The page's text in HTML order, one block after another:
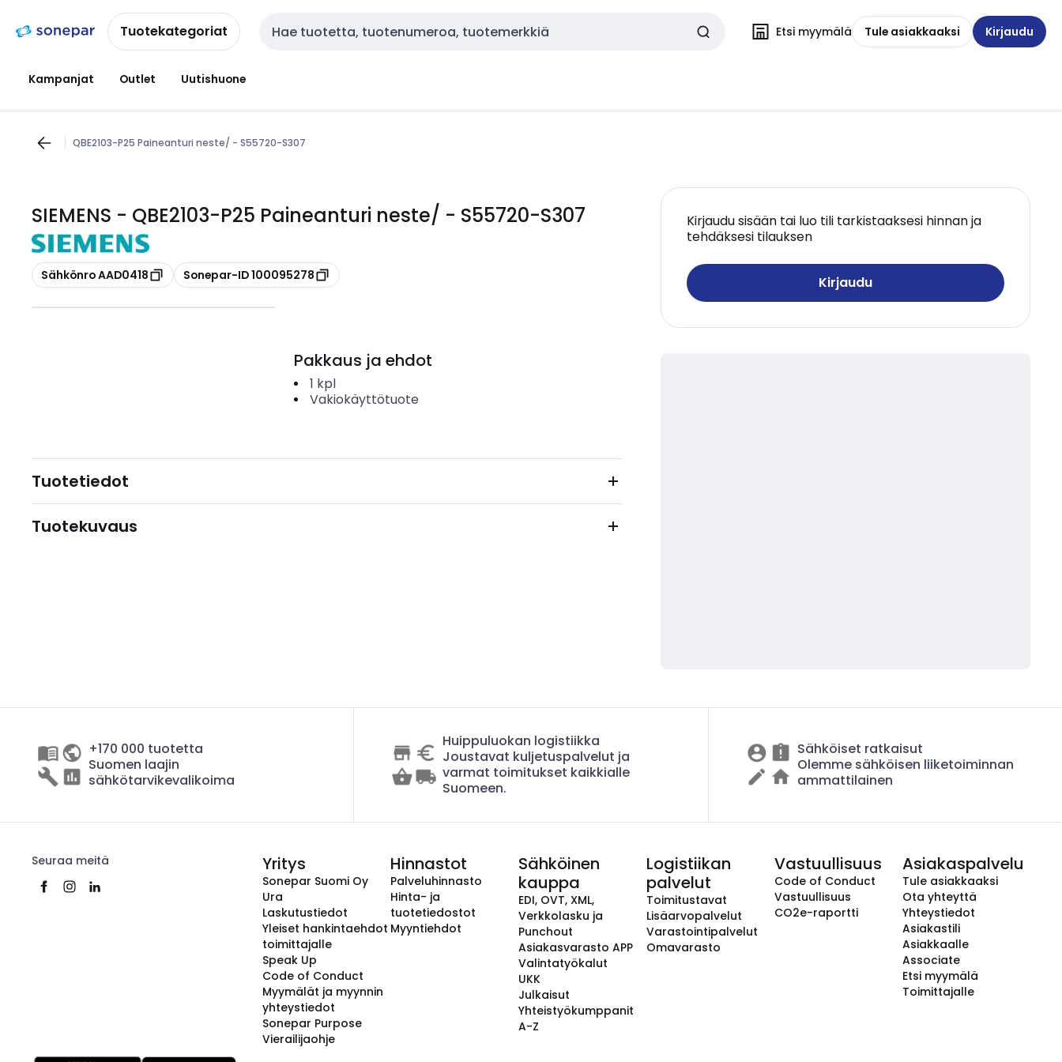
navigointiinsisältöönTuotekategoriat Haku Etsi myymälä Tule asiakkaaksi Kirjaudu
Kampanjat Outlet Uutishuone
QBE2103-P25 Paineanturi neste/ - S55720-S307
SIEMENS - QBE2103-P25 Paineanturi neste/ - S55720-S307
Kopioi
Sähkönro AAD0418 Kopioi
Sonepar-ID 100095278
Kirjaudu sisään tai luo tili tarkistaaksesi hinnan ja
tehdäksesi tilauksen
Kirjaudu
Pakkaus ja ehdot
1 kpl
Vakiokäyttötuote
Tuotetiedot
Tuotekuvaus
+170 000 tuotetta
Suomen laajin
sähkötarvikevalikoima
Huippuluokan logistiikka
Joustavat kuljetuspalvelut ja
varmat toimitukset kaikkialle
Suomeen.
Sähköiset ratkaisut
Olemme sähköisen liiketoiminnan
ammattilainen
Seuraa meitä Yritys
Sonepar Suomi Oy
Ura
Laskutustiedot
Yleiset hankintaehdot
toimittajalle
Speak Up
Code of Conduct
Myymälät ja myynnin
yhteystiedot
Sonepar Purpose
Vierailijaohje
Hinnastot
Palveluhinnasto
Hinta- ja
tuotetiedostot
Myyntiehdot
Sähköinen
kauppa
EDI, OVT, XML,
Verkkolasku ja
Punchout
Asiakasvarasto APP
Valintatyökalut
UKK
Julkaisut
Yhteistyökumppanit
A-Z
Logistiikan
palvelut
Toimitustavat
Lisäarvopalvelut
Varastointipalvelut
Omavarasto
Vastuullisuus
Code of Conduct
Vastuullisuus
CO2e-raportti
Asiakaspalvelu
Tule asiakkaaksi
Ota yhteyttä
Yhteystiedot
Asiakastili
Asiakkaalle
Associate
Etsi myymälä
Toimittajalle